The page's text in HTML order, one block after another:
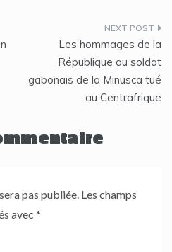
Les hommages de la
République au soldat
gabonais de la Minusca tué
au Centrafrique
pas publiée. Les champs
avec *